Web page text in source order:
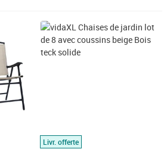
Livr. offerte
Prix 782,74€ HT